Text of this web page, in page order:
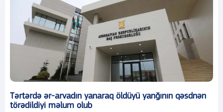
Tərtərdə ər-arvadın yanaraq öldüyü yanğının qəsdnən
törədildiyi məlum olub